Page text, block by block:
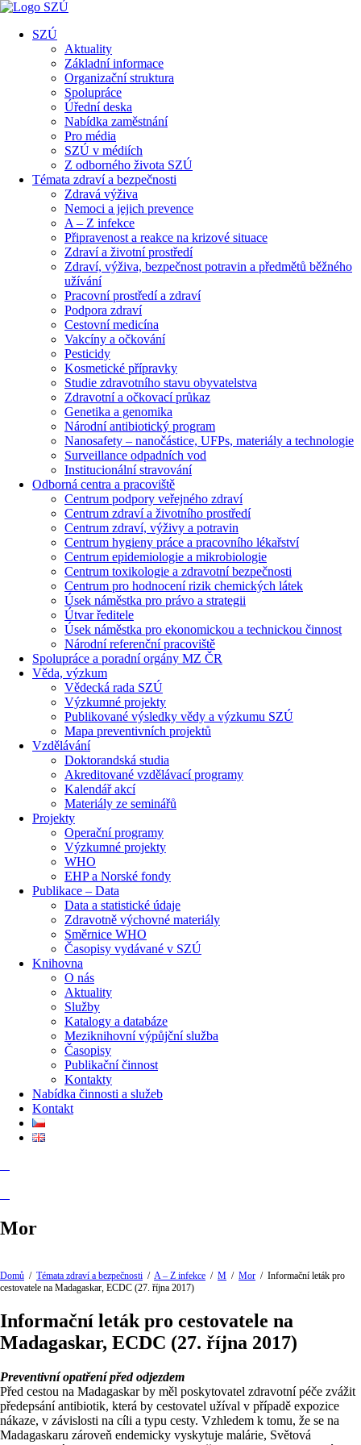
SZÚ
Aktuality
Základní informace
Organizační struktura
Spolupráce
Úřední deska
Nabídka zaměstnání
Pro média
SZÚ v médiích
Z odborného života SZÚ
Témata zdraví a bezpečnosti
Zdravá výživa
Nemoci a jejich prevence
A – Z infekce
Připravenost a reakce na krizové situace
Zdraví a životní prostředí
Zdraví, výživa, bezpečnost potravin a předmětů běžného
užívání
Pracovní prostředí a zdraví
Podpora zdraví
Cestovní medicína
Vakcíny a očkování
Pesticidy
Kosmetické přípravky
Studie zdravotního stavu obyvatelstva
Zdravotní a očkovací průkaz
Genetika a genomika
Národní antibiotický program
Nanosafety – nanočástice, UFPs, materiály a technologie
Surveillance odpadních vod
Institucionální stravování
Odborná centra a pracoviště
Centrum podpory veřejného zdraví
Centrum zdraví a životního prostředí
Centrum zdraví, výživy a potravin
Centrum hygieny práce a pracovního lékařství
Centrum epidemiologie a mikrobiologie
Centrum toxikologie a zdravotní bezpečnosti
Centrum pro hodnocení rizik chemických látek
Úsek náměstka pro právo a strategii
Útvar ředitele
Úsek náměstka pro ekonomickou a technickou činnost
Národní referenční pracoviště
Spolupráce a poradní orgány MZ ČR
Věda, výzkum
Vědecká rada SZÚ
Výzkumné projekty
Publikované výsledky vědy a výzkumu SZÚ
Mapa preventivních projektů
Vzdělávání
Doktorandská studia
Akreditované vzdělávací programy
Kalendář akcí
Materiály ze seminářů
Projekty
Operační programy
Výzkumné projekty
WHO
EHP a Norské fondy
Publikace – Data
Data a statistické údaje
Zdravotně výchovné materiály
Směrnice WHO
Časopisy vydávané v SZÚ
Knihovna
O nás
Aktuality
Služby
Katalogy a databáze
Meziknihovní výpůjční služba
Časopisy
Publikační činnost
Kontakty
Nabídka činnosti a služeb
Kontakt
Mor
Domů / Témata zdraví a bezpečnosti / A – Z infekce / M / Mor / Informační leták pro
cestovatele na Madagaskar, ECDC (27. října 2017)
Informační leták pro cestovatele na
Madagaskar, ECDC (27. října 2017)
Preventivní opatření před odjezdem
Před cestou na Madagaskar by měl poskytovatel zdravotní péče zvážit
předepsání antibiotik, která by cestovatel užíval v případě expozice
nákaze, v závislosti na cíli a typu cesty. Vzhledem k tomu, že se na
Madagaskaru zároveň endemicky vyskytuje malárie, Světová